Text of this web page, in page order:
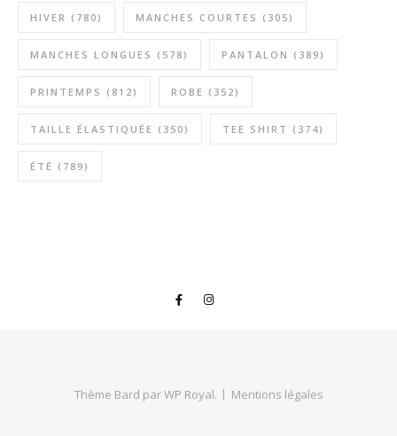
HIVER (780) MANCHES COURTES (305)
MANCHES LONGUES (578) PANTALON (389)
PRINTEMPS (812) ROBE (352)
TAILLE ÉLASTIQUÉE (350) TEE SHIRT (374)
ÉTÉ (789)
Thème Bard parWP Royal. Mentions légales